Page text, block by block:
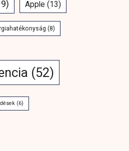
Apple (13)
(8)
(52)
(6)